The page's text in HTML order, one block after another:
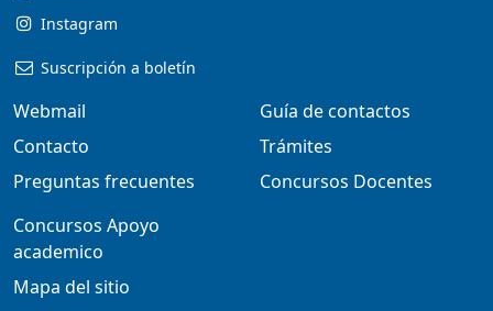
Instagram
Suscripción a boletín
Webmail
Contacto
Preguntas frecuentes
Guía de contactos
Trámites
Concursos Docentes
Concursos Apoyo
academico
Mapa del sitio